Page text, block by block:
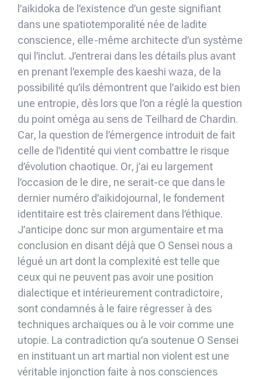
l’aikidoka de l’existence d’un geste signifiant
dans une spatiotemporalité née de ladite
conscience, elle-même architecte d’un système
qui l’inclut. J’entrerai dans les détails plus avant
en prenant l’exemple des kaeshi waza, de la
possibilité qu’ils démontrent que l’aikido est bien
une entropie, dès lors que l’on a réglé la question
du point oméga au sens de Teilhard de Chardin.
Car, la question de l’émergence introduit de fait
celle de l’identité qui vient combattre le risque
d’évolution chaotique. Or, j’ai eu largement
l’occasion de le dire, ne serait-ce que dans le
dernier numéro d’aikidojournal, le fonde­ment
identitaire est très clairement dans l’éthique.
J’anticipe donc sur mon argumen­taire et ma
conclusion en disant déjà que O Sensei nous a
légué un art dont la complexité est telle que
ceux qui ne peuvent pas avoir une position
dialectique et intérieurement contradictoire,
sont condamnés à le faire régresser à des
techniques archaïques ou à le voir comme une
utopie. La contradiction qu’a soutenue O Sensei
en instituant un art martial non violent est une
véritable injonction faite à nos consciences